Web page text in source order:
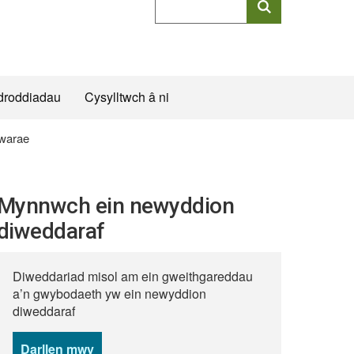
allweddeiriau
Cysylltwch â ni
ein newyddion
Diweddariad misol am ein gweithgareddau
a’n gwybodaeth yw ein newyddion
diweddaraf
Darllen mwy